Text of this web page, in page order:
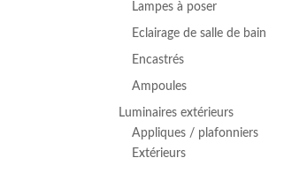
Lampes à poser
Eclairage de salle de bain
Encastrés
Ampoules
Luminaires extérieurs
Appliques / plafonniers
Extérieurs